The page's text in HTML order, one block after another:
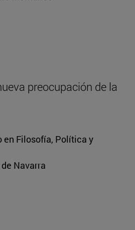
preocupación de la
en Filosofía, Política y
Navarra